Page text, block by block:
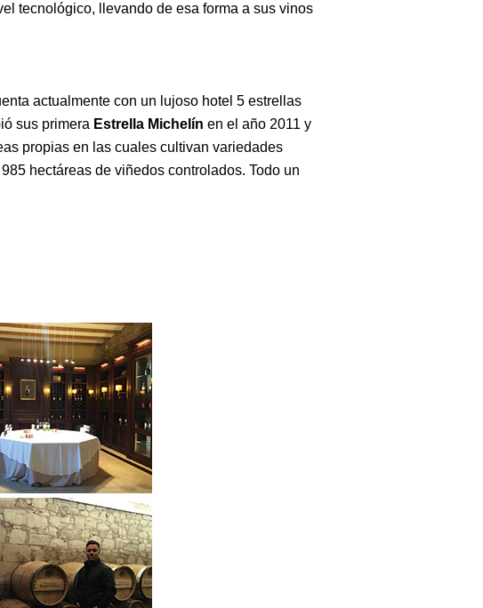
tecnológico, llevando de esa forma a sus vinos
actualmente con un lujoso hotel 5 estrellas
sus primera Estrella Michelín en el año 2011 y
propias en las cuales cultivan variedades
hectáreas de viñedos controlados. Todo un